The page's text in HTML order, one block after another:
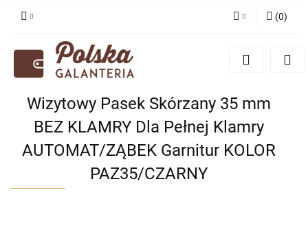
Zaloguj się
Zgody cookies
(0)
Wizytowy Pasek Skórzany 35 mm
BEZ KLAMRY Dla Pełnej Klamry
AUTOMAT/ZĄBEK Garnitur KOLOR
PAZ35/CZARNY